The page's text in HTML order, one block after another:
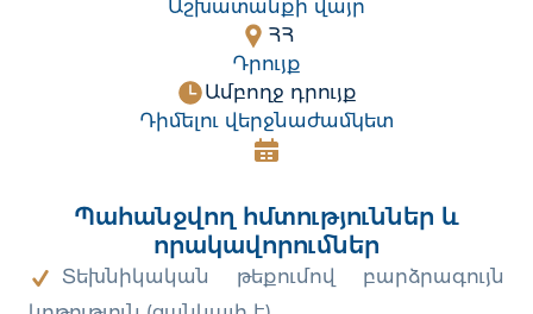
Աշխատանքի վայր
ՀՀ
Դրույք
Ամբողջ դրույք
Դիմելու վերջնաժամկետ
Պահանջվող հմտություններ և
որակավորումներ
Տեխնիկական թեքումով բարձրագույն